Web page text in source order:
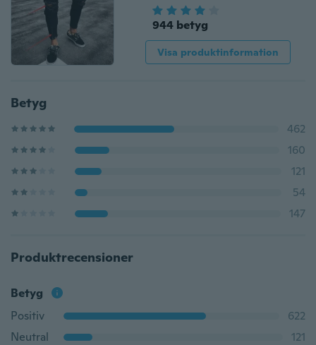
944 betyg
Visa produktinformation
Betyg
462
160
121
54
147
Produktrecensioner
Betyg
Positiv
622
Neutral
121